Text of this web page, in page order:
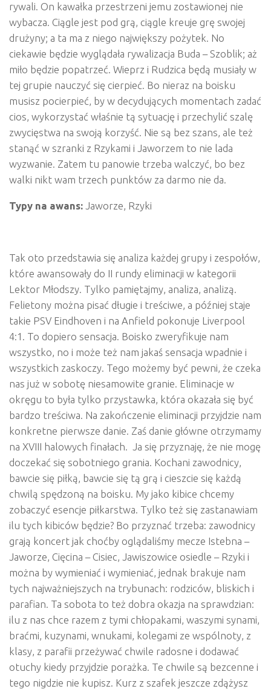
rywali. On kawałka przestrzeni jemu zostawionej nie
wybacza. Ciągle jest pod grą, ciągle kreuje grę swojej
drużyny; a ta ma z niego największy pożytek. No
ciekawie będzie wyglądała rywalizacja Buda – Szoblik; aż
miło będzie popatrzeć. Wieprz i Rudzica będą musiały w
tej grupie nauczyć się cierpieć. Bo nieraz na boisku
musisz pocierpieć, by w decydujących momentach zadać
cios, wykorzystać właśnie tą sytuację i przechylić szalę
zwycięstwa na swoją korzyść. Nie są bez szans, ale też
stanąć w szranki z Rzykami i Jaworzem to nie lada
wyzwanie. Zatem tu panowie trzeba walczyć, bo bez
walki nikt wam trzech punktów za darmo nie da.
Typy na awans: Jaworze, Rzyki
Tak oto przedstawia się analiza każdej grupy i zespołów,
które awansowały do II rundy eliminacji w kategorii
Lektor Młodszy. Tylko pamiętajmy, analiza, analizą.
Felietony można pisać długie i treściwe, a później staje
takie PSV Eindhoven i na Anfield pokonuje Liverpool
4:1. To dopiero sensacja. Boisko zweryfikuje nam
wszystko, no i może też nam jakaś sensacja wpadnie i
wszystkich zaskoczy. Tego możemy być pewni, że czeka
nas już w sobotę niesamowite granie. Eliminacje w
okręgu to była tylko przystawka, która okazała się być
bardzo treściwa. Na zakończenie eliminacji przyjdzie nam
konkretne pierwsze danie. Zaś danie główne otrzymamy
na XVIII halowych finałach. Ja się przyznaję, że nie mogę
doczekać się sobotniego grania. Kochani zawodnicy,
bawcie się piłką, bawcie się tą grą i cieszcie się każdą
chwilą spędzoną na boisku. My jako kibice chcemy
zobaczyć esencje piłkarstwa. Tylko też się zastanawiam
ilu tych kibiców będzie? Bo przyznać trzeba: zawodnicy
grają koncert jak choćby oglądaliśmy mecze Istebna –
Jaworze, Cięcina – Cisiec, Jawiszowice osiedle – Rzyki i
można by wymieniać i wymieniać, jednak brakuje nam
tych najważniejszych na trybunach: rodziców, bliskich i
parafian. Ta sobota to też dobra okazja na sprawdzian:
ilu z nas chce razem z tymi chłopakami, waszymi synami,
braćmi, kuzynami, wnukami, kolegami ze wspólnoty, z
klasy, z parafii przeżywać chwile radosne i dodawać
otuchy kiedy przyjdzie porażka. Te chwile są bezcenne i
tego nigdzie nie kupisz. Kurz z szafek jeszcze zdążysz